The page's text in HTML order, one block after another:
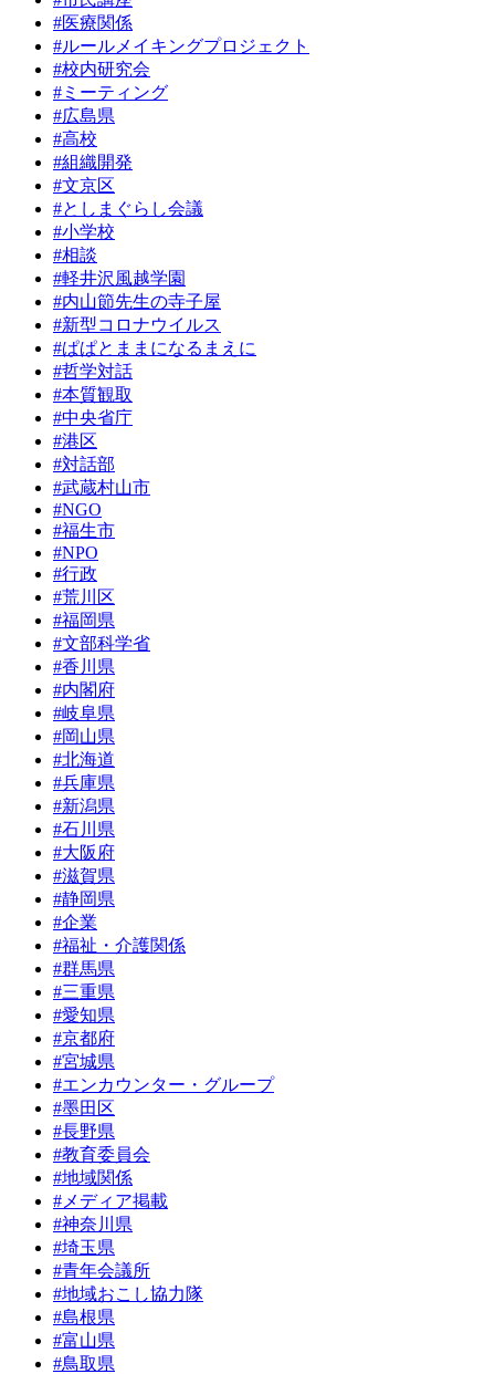
#医療関係
#ルールメイキングプロジェクト
#校内研究会
#ミーティング
#広島県
#高校
#組織開発
#文京区
#としまぐらし会議
#小学校
#相談
#軽井沢風越学園
#内山節先生の寺子屋
#新型コロナウイルス
#ぱぱとままになるまえに
#哲学対話
#本質観取
#中央省庁
#港区
#対話部
#武蔵村山市
#NGO
#福生市
#NPO
#行政
#荒川区
#福岡県
#文部科学省
#香川県
#内閣府
#岐阜県
#岡山県
#北海道
#兵庫県
#新潟県
#石川県
#大阪府
#滋賀県
#静岡県
#企業
#福祉・介護関係
#群馬県
#三重県
#愛知県
#京都府
#宮城県
#エンカウンター・グループ
#墨田区
#長野県
#教育委員会
#地域関係
#メディア掲載
#神奈川県
#埼玉県
#青年会議所
#地域おこし協力隊
#島根県
#富山県
#鳥取県